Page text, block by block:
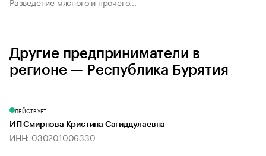
Другие предприниматели в
регионе — Республика Бурятия
ДЕЙСТВУЕТ
ИП Смирнова Кристина Сагиддулаевна
ИНН: 030201006330